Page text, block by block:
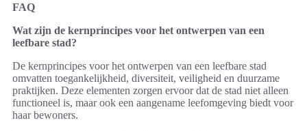
FAQ
Wat zijn de kernprincipes voor het ontwerpen van een
leefbare stad?
De kernprincipes voor het ontwerpen van een leefbare stad
omvatten toegankelijkheid, diversiteit, veiligheid en duurzame
praktijken. Deze elementen zorgen ervoor dat de stad niet alleen
functioneel is, maar ook een aangename leefomgeving biedt voor
haar bewoners.